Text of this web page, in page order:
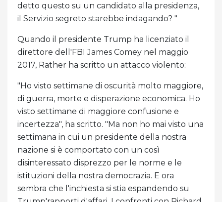
detto questo su un candidato alla presidenza,
il Servizio segreto starebbe indagando? "
Quando il presidente Trump ha licenziato il
direttore dell'FBI James Comey nel maggio
2017, Rather ha scritto un attacco violento:
"Ho visto settimane di oscurità molto maggiore,
di guerra, morte e disperazione economica. Ho
visto settimane di maggiore confusione e
incertezza", ha scritto. "Ma non ho mai visto una
settimana in cui un presidente della nostra
nazione si è comportato con un così
disinteressato disprezzo per le norme e le
istituzioni della nostra democrazia. E ora
sembra che l'inchiesta si stia espandendo su